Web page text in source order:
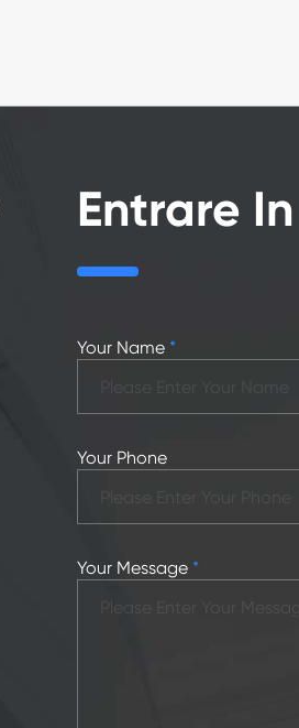
Entrare
Your Name *
Your Phone
Your Message *